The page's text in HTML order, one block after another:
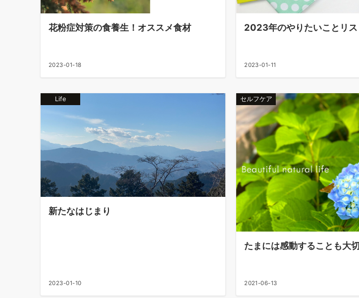
花粉症対策の食養生！オススメ食材
2023-01-18
2023年のやりたいことリス
2023-01-11
Life
新たなはじまり
2023-01-10
セルフケア
たまには感動することも大切
2021-06-13